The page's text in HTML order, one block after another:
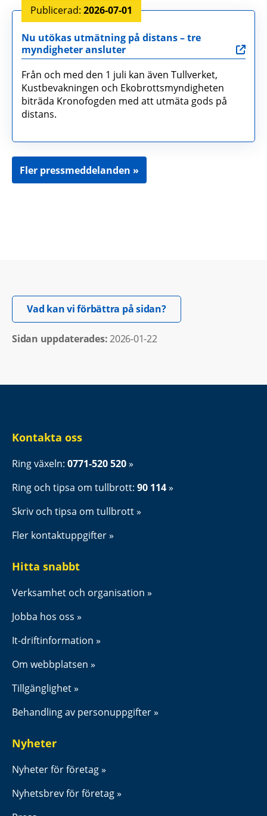
2026-07-01
Nu utökas utmätning på distans – tre
myndigheter ansluter
Från och med den 1 juli kan även Tullverket,
Kustbevakningen och Ekobrottsmyndigheten
biträda Kronofogden med att utmäta gods på
distans.
Fler pressmeddelanden
Vad kan vi förbättra på sidan?Öppnas i nytt fönster.
Sidan uppdaterades: 2026-01-22
Kontakta oss
Ring växeln: 0771-520 520
Ring och tipsa om tullbrott: 90 114
Skriv och tipsa om tullbrott
Fler kontaktuppgifter
Hitta snabbt
Verksamhet och organisation
Jobba hos oss
It-driftinformation
Om webbplatsen
Tillgänglighet
Behandling av personuppgifter
Nyheter
Nyheter för företag
Nyhetsbrev för företag